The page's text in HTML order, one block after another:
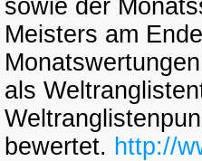
sowie der
Meisters am
als
bewertet. http://